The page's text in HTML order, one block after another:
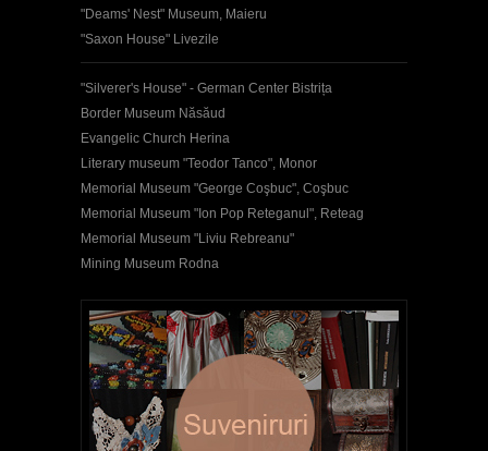
"Deams' Nest" Museum, Maieru
"Saxon House" Livezile
"Silverer's House" - German Center Bistrița
Border Museum Năsăud
Evangelic Church Herina
Literary museum "Teodor Tanco", Monor
Memorial Museum "George Coşbuc", Coşbuc
Memorial Museum "Ion Pop Reteganul", Reteag
Memorial Museum "Liviu Rebreanu"
Mining Museum Rodna